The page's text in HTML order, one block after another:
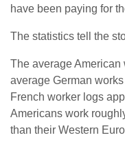
have been paying for
The statistics tell the
The average American
average German
French worker logs
Americans work
than their Western